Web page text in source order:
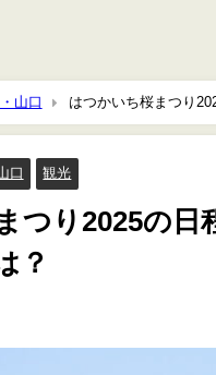
山口 はつかいち桜まつり
口 観光
つり2025の日
？